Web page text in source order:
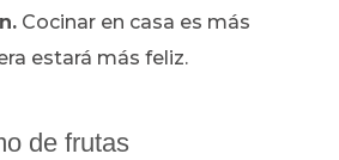
Cocinar en casa es más
estará más feliz.
de frutas